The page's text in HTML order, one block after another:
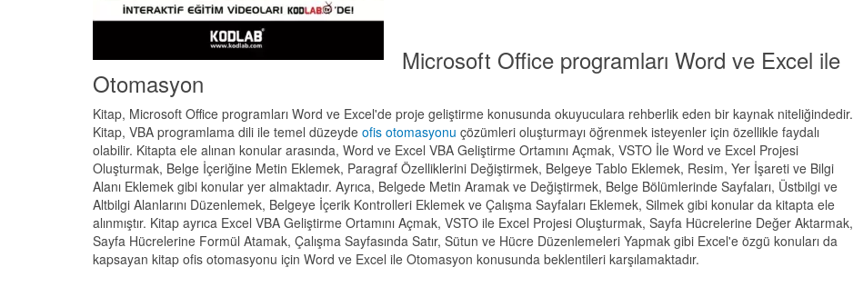
Microsoft Office programları Word ve Excel ile
Otomasyon
Kitap, Microsoft Office programları Word ve Excel'de proje geliştirme konusunda okuyuculara rehberlik eden bir kaynak niteliğindedir.
Kitap, VBA programlama dili ile temel düzeyde ofis otomasyonu çözümleri oluşturmayı öğrenmek isteyenler için özellikle faydalı
olabilir. Kitapta ele alınan konular arasında, Word ve Excel VBA Geliştirme Ortamını Açmak, VSTO İle Word ve Excel Projesi
Oluşturmak, Belge İçeriğine Metin Eklemek, Paragraf Özelliklerini Değiştirmek, Belgeye Tablo Eklemek, Resim, Yer İşareti ve Bilgi
Alanı Eklemek gibi konular yer almaktadır. Ayrıca, Belgede Metin Aramak ve Değiştirmek, Belge Bölümlerinde Sayfaları, Üstbilgi ve
Altbilgi Alanlarını Düzenlemek, Belgeye İçerik Kontrolleri Eklemek ve Çalışma Sayfaları Eklemek, Silmek gibi konular da kitapta ele
alınmıştır. Kitap ayrıca Excel VBA Geliştirme Ortamını Açmak, VSTO ile Excel Projesi Oluşturmak, Sayfa Hücrelerine Değer Aktarmak,
Sayfa Hücrelerine Formül Atamak, Çalışma Sayfasında Satır, Sütun ve Hücre Düzenlemeleri Yapmak gibi Excel'e özgü konuları da
kapsayan kitap ofis otomasyonu için Word ve Excel ile Otomasyon konusunda beklentileri karşılamaktadır.